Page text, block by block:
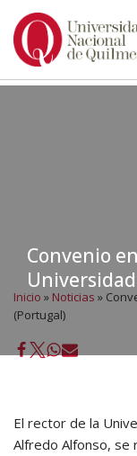
Ir
Convenio
Inicio » Noticias »
(Portugal)
El rector de la
Alfredo Alfonso, se